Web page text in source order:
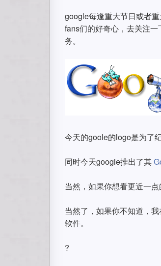
google每逢重大节日或者
fans们的好奇心，去关注
务。
今天的goole的logo是为了
同时今天google推出了其
当然，如果你想看更近一
当然了，如果你不知道，
软件。
?